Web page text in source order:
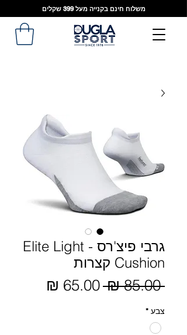
משלוח חינם בקנייה מעל 399 שקלים
גרבי פיצ'רס - Elite Light
Cushion קצרות
‏85.00 ‏₪
מחיר
צבע *